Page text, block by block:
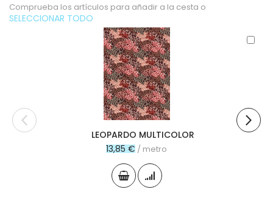
Comprueba los artículos para añadir a la cesta o
SELECCIONAR TODO
LEOPARDO MULTICOLOR
13,85 € / metro